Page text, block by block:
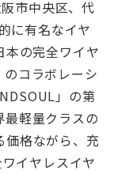
市中央区、代
に有名なイヤ
本の完全ワイヤ
コラボレーシ
」の第
軽量クラスの
格ながら、充
イヤレスイヤ